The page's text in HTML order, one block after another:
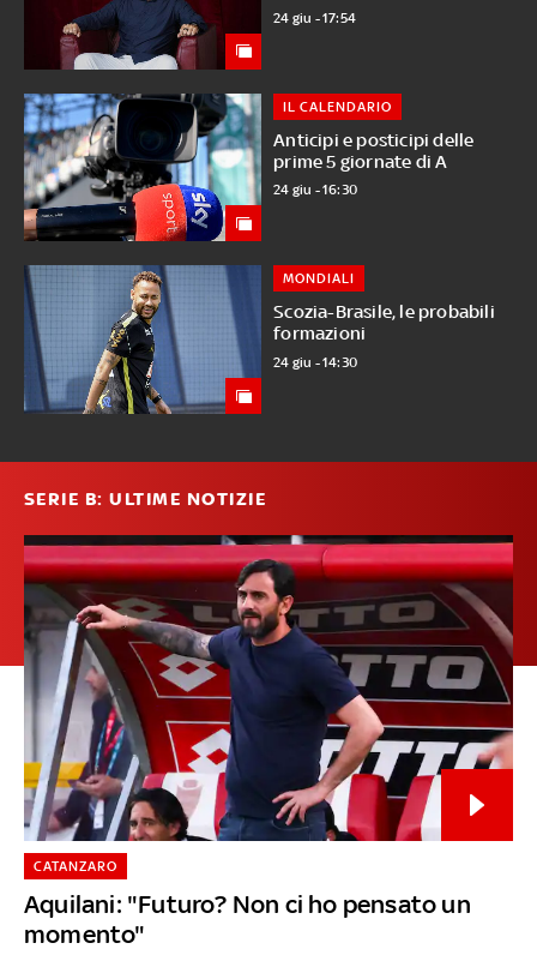
24 giu - 17:54
Anticipi e posticipi delle
prime 5 giornate di A
IL CALENDARIO
24 giu - 16:30
Scozia-Brasile, le probabili
formazioni
MONDIALI
24 giu - 14:30
SERIE B: ULTIME NOTIZIE
Aquilani: "Futuro? Non ci ho pensato un
momento"
CATANZARO